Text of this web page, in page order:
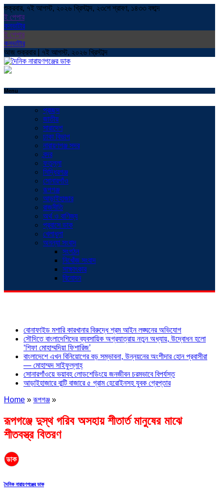
শুক্রবার, ৭ই আগস্ট, ২০২৬ খ্রিস্টাব্দ, ২৩শে শ্রাবণ, ১৪৩৩ বঙ্গাব্দ
ই পেপার
কনভাটার
ই পেপার
কনভাটার
আজ শুক্রবার | ৭ই আগস্ট, ২০২৬ খ্রিস্টাব্দ
Menu
প্রচ্ছদ
জাতীয়
সারাদেশ
ঢাকা বিভাগ
নারায়ণগঞ্জ সদর
বন্দর
ফতুল্লা
সিদ্ধিরগঞ্জ
সোনারগাঁও
রূপগঞ্জ
আড়াইহাজার
রাজনীতি
অর্থ ও বাণিজ্য
প্রবাসে ডাক
খেলাধুলা
অনন্যা সংবাদ
সংগঠন
নিখোঁজ সংবাদ
সাক্ষাৎকার
বিনোদন
বোনাফাইড মশারি কারখানার বিরুদ্ধে শ্রম আইন লঙ্ঘনের অভিযোগ
সৌদিতে বাংলাদেশিদের ব্যবসায়িক অগ্রযাত্রায় নতুন অধ্যায়, উদ্বোধন হলো
‘শিফা মোহাম্মদিয়া ফিশারিজ’
বাংলাদেশে এখন বিনিয়োগের বড় সম্ভাবনা, উন্নয়নের অংশীদার হোন প্রবাসীরা
— মোহাম্মদ সাইফুল্লাহ্
সোনারগাঁওয়ে ভয়াবহ লোডশেডিংয়ে জনজীবন চরমভাবে বিপর্যস্ত
আড়াইহাজারে বান্টি বাজারে ৫ গ্রাম হেরোইনসহ যুবক গ্রেপ্তার
Home »রূপগঞ্জ »
রূপগঞ্জে দুস্থ গরিব অসহায় শীতার্ত মানুষের মাঝে
শীতবস্ত্র বিতরণ
দৈনিক নারায়ণগঞ্জের ডাক